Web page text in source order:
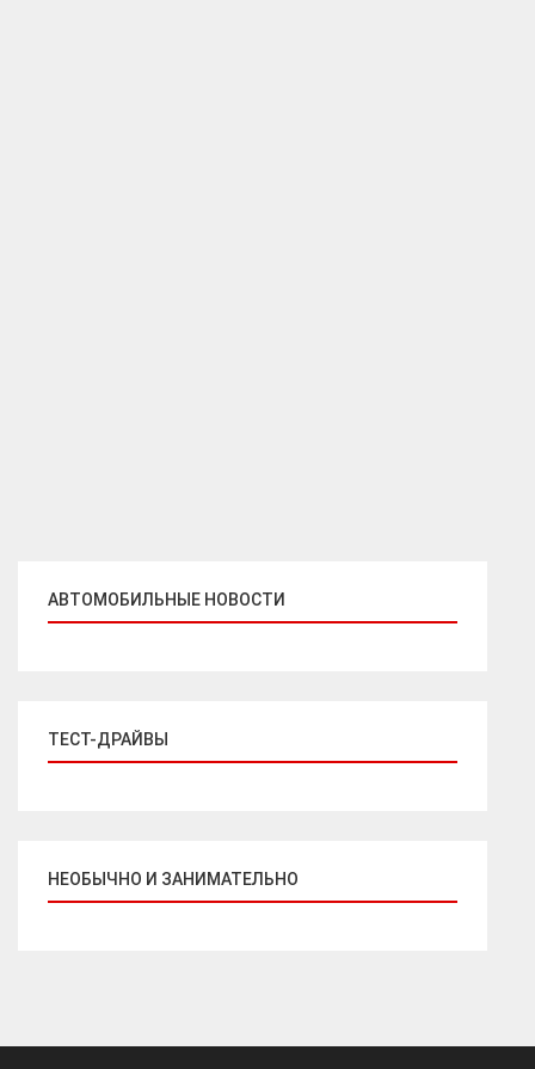
АВТОМОБИЛЬНЫЕ НОВОСТИ
ТЕСТ-ДРАЙВЫ
НЕОБЫЧНО И ЗАНИМАТЕЛЬНО